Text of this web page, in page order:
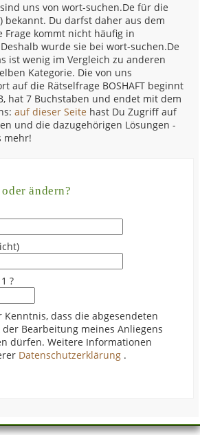
uns von wort-suchen.De für die
bekannt. Du darfst daher aus dem
Frage kommt nicht häufig in
wurde sie bei wort-suchen.De
ist wenig im Vergleich zu anderen
Kategorie. Die von uns
auf die Rätselfrage BOSHAFT beginnt
hat 7 Buchstaben und endet mit dem
auf dieser Seite hast Du Zugriff auf
und die dazugehörigen Lösungen -
mehr!
ändern?
?
Kenntnis, dass die abgesendeten
der Bearbeitung meines Anliegens
dürfen. Weitere Informationen
Datenschutzerklärung .